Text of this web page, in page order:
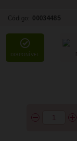
Código: 00034485
DISPONÍVEL